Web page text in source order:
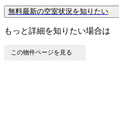
無料最新の空室状況を知りたい
もっと詳細を知りたい場合は
この物件ページを見る